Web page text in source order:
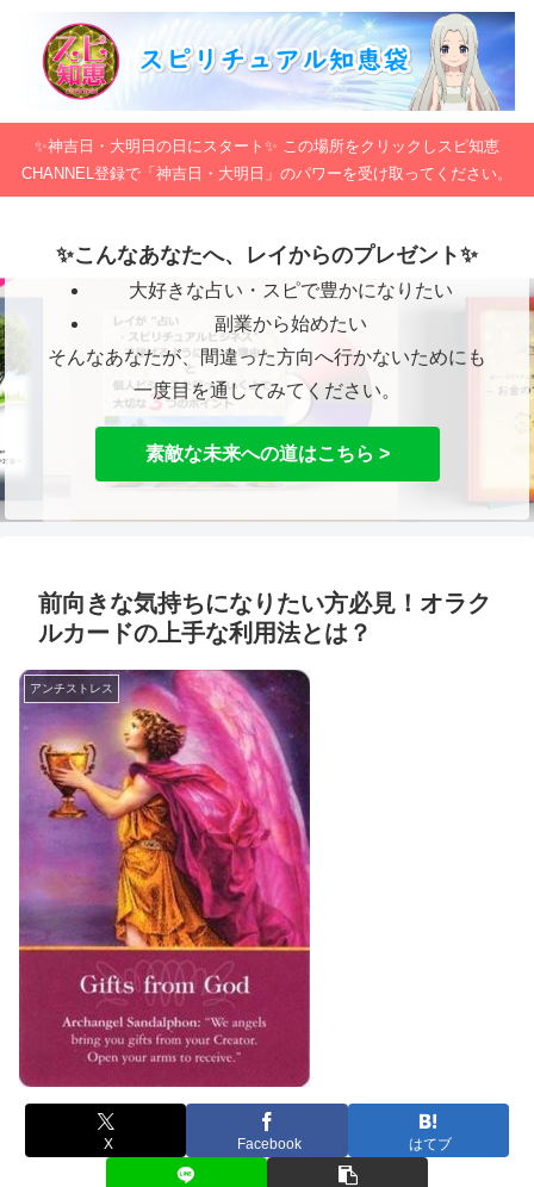
✨神吉日・大明日の日にスタート✨ この場所をクリックしスピ知恵
CHANNEL登録で「神吉日・大明日」のパワーを受け取ってください。
✨こんなあなたへ、レイからのプレゼント✨
大好きな占い・スピで豊かになりたい
副業から始めたい
そんなあなたが、間違った方向へ行かないためにも
一度目を通してみてください。
素敵な未来への道はこちら >
前向きな気持ちになりたい方必見！オラク
ルカードの上手な利用法とは？
アンチストレス
X Facebook はてブ